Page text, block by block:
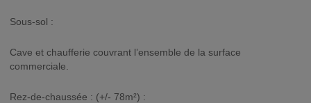
Sous-sol :
Cave et chaufferie couvrant l’ensemble de la surface
commerciale.
Rez-de-chaussée : (+/- 78m²) :